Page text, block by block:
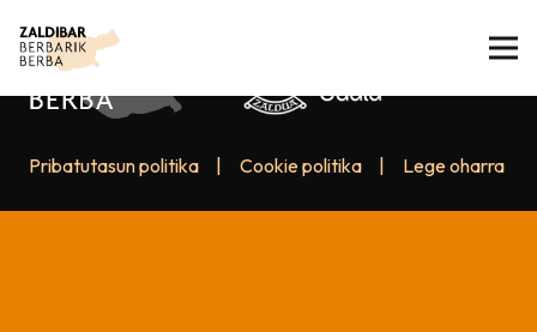
Pribatutasun politika Cookie politika Lege oharra